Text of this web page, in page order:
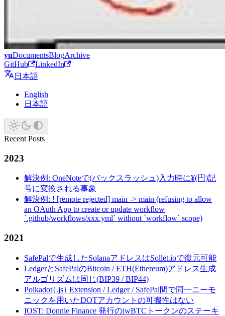
yuDocumentsBlogArchive
GitHub
LinkedIn
日本語
English
日本語
Recent Posts
2023
解決例: OneNoteで(バックスラッシュ)入力時に¥(円)記
号に変換される事象
解決例: ! [remote rejected] main -> main (refusing to allow
an OAuth App to create or update workflow
`.github/workflows/xxx.yml` without `workflow` scope)
2021
SafePalで生成したSolanaアドレスはSollet.ioで復元可能
LedgerとSafePalのBitcoin / ETH(Ethereum)アドレス生成
アルゴリズムは同じ(BIP39 / BIP44)
Polkadot{.js} Extension / Ledger / SafePal間で同一ニーモ
ニックを用いたDOTアカウントの可搬性はない
IOST: Donnie Finance 発行のiwBTCトークンのステーキ